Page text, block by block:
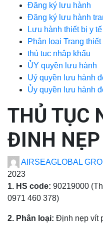
Đăng ký lưu hành
Đăng ký lưu hành
Lưu hành thiết bị y
Phân loại Trang thiết
thủ tục nhập khẩu
ỦY quyền lưu hành
Uỷ quyền lưu hành
Ủy quyền lưu hành
THỦ TỤC
ĐINH
AIRSEAGLOBAL
2023
1. HS code: 90219000
0971 460 378)
2. Phân loại: Định nẹp vít